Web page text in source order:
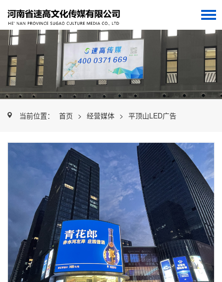
当前位置： 首页 > 经营媒体 > 平顶山LED广告